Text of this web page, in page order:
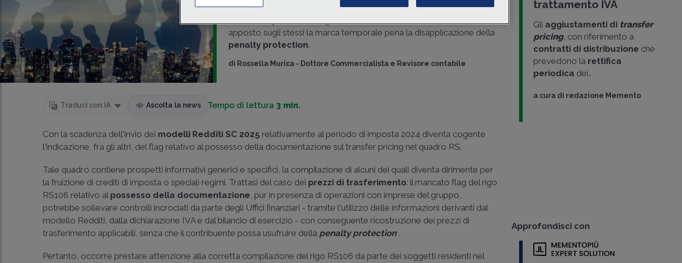
redditi SC
risulta necessario comunicare indichiarazione
apposto sugli stessi la marca temporale pena la disapplicazione della
penalty protection.
di Rossella Murica - Dottore Commercialista e Revisore contabile
Traduci con IA Ascolta la news Tempo di lettura 3 min.
Con la scadenza dell'invio dei modelli Redditi SC 2025 relativamente al periodo di imposta 2024 diventa cogente
l'indicazione, fra gli altri, del flag relativo al possesso della documentazione sul transfer pricing nel quadro RS.
Tale quadro contiene prospetti informativi generici e specifici, la compilazione di alcuni dei quali diventa dirimente per
la fruizione di crediti di imposta o speciali regimi. Trattasi del caso dei prezzi di trasferimento: il mancato flag del rigo
RS106 relativo al possesso della documentazione, pur in presenza di operazioni con imprese del gruppo,
potrebbe sollevare controlli incrociati da parte degli Uffici finanziari - tramite l'utilizzo delle informazioni derivanti dal
modello Redditi, dalla dichiarazione IVA e dal bilancio di esercizio - con conseguente ricostruzione dei prezzi di
trasferimento applicabili, senza che il contribuente possa usufruire della penalty protection .
Pertanto, occorre prestare attenzione alla corretta compilazione del rigo RS106 da parte dei soggetti residenti nel
trattamento IVA
Gli aggiustamenti di transfer
pricing, con riferimento a
contratti di distribuzione che
prevedono la rettifica
periodica dei..
a cura di redazione Memento
Approfondisci con